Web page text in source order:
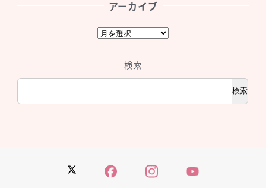
Twitter FacebookInstagramYouTube
アーカイブ
ア
イ
検索
検索